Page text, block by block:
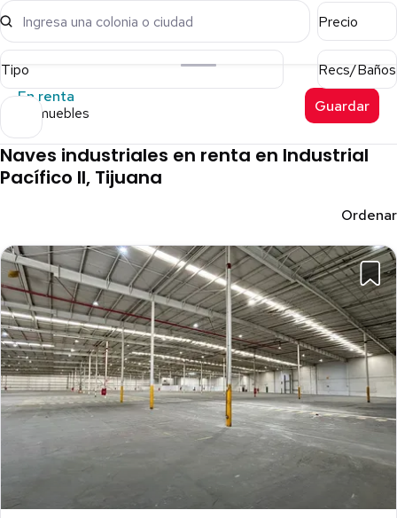
Ingresa una colonia o ciudad Precio
Tipo
Recs/Baños
En renta
11 inmuebles Guardar
Naves industriales en renta en Industrial
Pacífico II, Tijuana
Ordenar